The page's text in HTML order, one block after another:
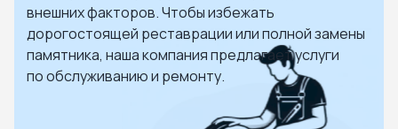
внешних факторов. Чтобы избежать
дорогостоящей реставрации или полной замены
памятника, наша компания предлагает услуги
по обслуживанию и ремонту.